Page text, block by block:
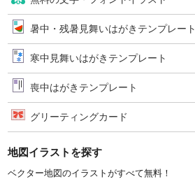
暑中・残暑見舞いはがきテンプレート
寒中見舞いはがきテンプレート
喪中はがきテンプレート
グリーティングカード
地図イラストを探す
ベクター地図のイラストがすべて無料！